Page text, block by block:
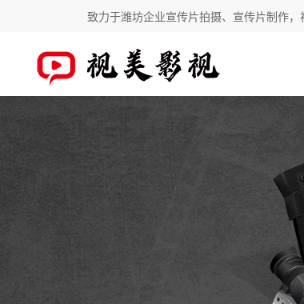
致力于潍坊企业宣传片拍摄、宣传片制作